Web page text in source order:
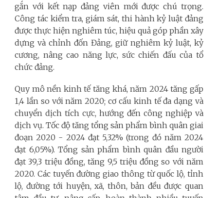
gắn với kết nạp đảng viên mới được chú trọng.
Công tác kiểm tra, giám sát, thi hành kỷ luật đảng
được thực hiện nghiêm túc, hiệu quả góp phần xây
dựng và chỉnh đốn Đảng, giữ nghiêm kỷ luật, kỷ
cương, nâng cao năng lực, sức chiến đấu của tổ
chức đảng.
Quy mô nền kinh tế tăng khá, năm 2024 tăng gấp
1,4 lần so với năm 2020; cơ cấu kinh tế đa dạng và
chuyển dịch tích cực, hướng đến công nghiệp và
dịch vụ. Tốc độ tăng tổng sản phẩm bình quân giai
đoạn 2020 - 2024 đạt 5,32% (trong đó năm 2024
đạt 6,05%). Tổng sản phẩm bình quân đầu người
đạt 39,3 triệu đồng, tăng 9,5 triệu đồng so với năm
2020. Các tuyến đường giao thông từ quốc lộ, tỉnh
lộ, đường tới huyện, xã, thôn, bản đều được quan